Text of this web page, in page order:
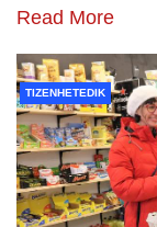
Read More
TIZENHETEDIK